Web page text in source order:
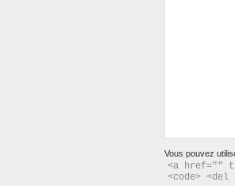
Vous pouvez
<a href=""
<code>